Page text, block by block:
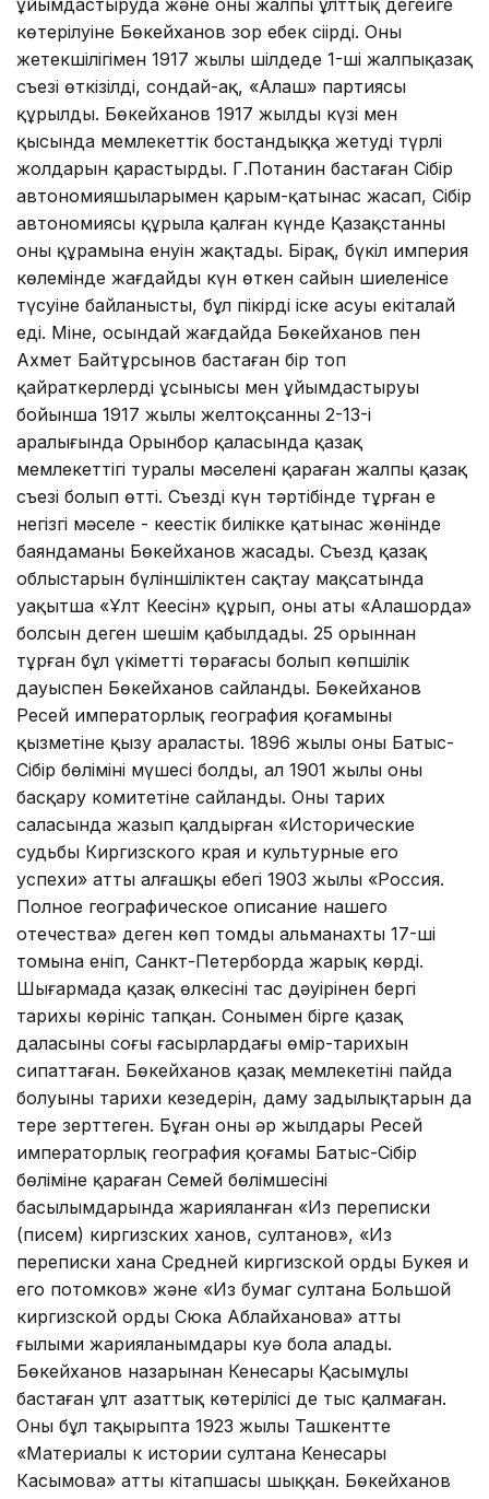
көтерілуіне Бөкейханов зор еңбек сіңірді. Оның
жетекшілігімен 1917 жылы шілдеде 1-ші жалпықазақ
съезі өткізілді, сондай-ақ, «Алаш» партиясы
құрылды. Бөкейханов 1917 жылдың күзі мен
қысында мемлекеттік бостандыққа жетудің түрлі
жолдарын қарастырды. Г.Потанин бастаған Сібір
автономияшыларымен қарым-қатынас жасап, Сібір
автономиясы құрыла қалған күнде Қазақстанның
оның құрамына енуін жақтады. Бірақ, бүкіл империя
көлемінде жағдайдың күн өткен сайын шиеленісе
түсуіне байланысты, бұл пікірдің іске асуы екіталай
еді. Міне, осындай жағдайда Бөкейханов пен
Ахмет Байтұрсынов бастаған бір топ
қайраткерлердің ұсынысы мен ұйымдастыруы
бойынша 1917 жылы желтоқсанның 2-13-і
аралығында Орынбор қаласында қазақ
мемлекеттігі туралы мәселені қараған жалпы қазақ
съезі болып өтті. Съездің күн тәртібінде тұрған ең
негізгі мәселе - кеңестік билікке қатынас жөнінде
баяндаманы Бөкейханов жасады. Съезд қазақ
облыстарын бүліншіліктен сақтау мақсатында
уақытша «Ұлт Кеңесін» құрып, оның аты «Алашорда»
болсын деген шешім қабылдады. 25 орыннан
тұрған бұл үкіметтің төрағасы болып көпшілік
дауыспен Бөкейханов сайланды. Бөкейханов
Ресей императорлық география қоғамының
қызметіне қызу араласты. 1896 жылы оның Батыс-
Сібір бөлімінің мүшесі болды, ал 1901 жылы оның
басқару комитетіне сайланды. Оның тарих
саласында жазып қалдырған «Исторические
судьбы Киргизского края и культурные его
успехи» атты алғашқы еңбегі 1903 жылы «Россия.
Полное географическое описание нашего
отечества» деген көп томды альманахтың 17-ші
томына еніп, Санкт-Петерборда жарық көрді.
Шығармада қазақ өлкесінің тас дәуірінен бергі
тарихы көрініс тапқан. Сонымен бірге қазақ
даласының соңғы ғасырлардағы өмір-тарихын
сипаттаған. Бөкейханов қазақ мемлекетінің пайда
болуының тарихи кезеңдерін, даму заңдылықтарын да
терең зерттеген. Бұған оның әр жылдары Ресей
императорлық география қоғамы Батыс-Сібір
бөліміне қараған Семей бөлімшесінің
басылымдарында жарияланған «Из переписки
(писем) киргизских ханов, султанов», «Из
переписки хана Средней киргизской орды Букея и
его потомков» және «Из бумаг султана Большой
киргизской орды Сюка Аблайханова» атты
ғылыми жарияланымдары куә бола алады.
Бөкейханов назарынан Кенесары Қасымұлы
бастаған ұлт азаттық көтерілісі де тыс қалмаған.
Оның бұл тақырыпта 1923 жылы Ташкентте
«Материалы к истории султана Кенесары
Касымова» атты кітапшасы шыққан. Бөкейханов